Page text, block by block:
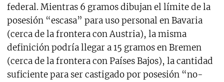
federal. Mientras 6 gramos dibujan el límite de la
posesión “escasa” para uso personal en Bavaria
(cerca de la frontera con Austria), la misma
definición podría llegar a 15 gramos en Bremen
(cerca de la frontera con Países Bajos), la cantidad
suficiente para ser castigado por posesión “no-